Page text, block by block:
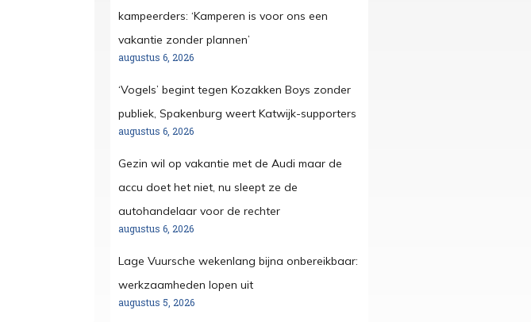
kampeerders: ‘Kamperen is voor ons een
vakantie zonder plannen’
augustus 6, 2026
‘Vogels’ begint tegen Kozakken Boys zonder
publiek, Spakenburg weert Katwijk-supporters
augustus 6, 2026
Gezin wil op vakantie met de Audi maar de
accu doet het niet, nu sleept ze de
autohandelaar voor de rechter
augustus 6, 2026
Lage Vuursche wekenlang bijna onbereikbaar:
werkzaamheden lopen uit
augustus 5, 2026